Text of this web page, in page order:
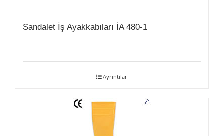
Sandalet İş Ayakkabıları İA 480-1
Ayrıntılar